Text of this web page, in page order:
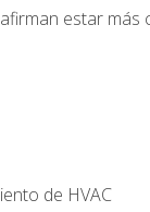
estar
de HVAC